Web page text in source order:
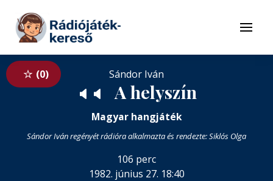
Tovább a tartalomhoz
Menü
0 Sándor Iván
🔈 🔈 A helyszín
Magyar hangjáték
Sándor Iván regényét rádióra alkalmazta és rendezte: Siklós Olga
106 perc
1982. június 27. 18:40